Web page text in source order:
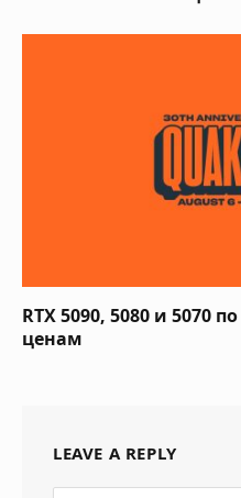
RTX 5090, 5080 и 5070
ценам
LEAVE A REPLY